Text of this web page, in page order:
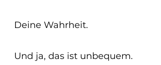
Deine Wahrheit.
Und ja, das ist unbequem.